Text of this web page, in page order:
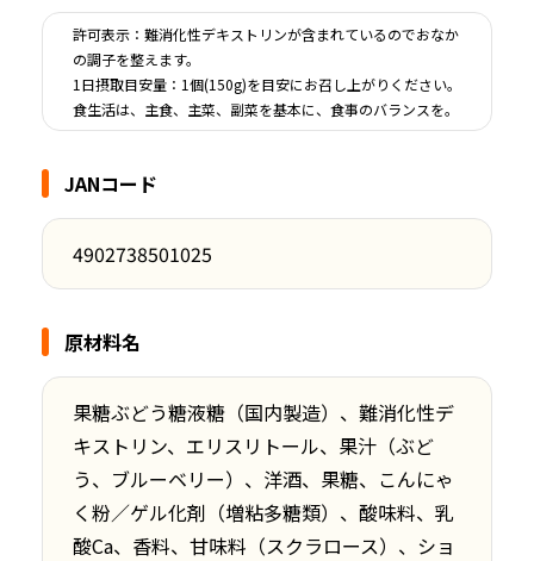
許可表示：難消化性デキストリンが含まれているのでおなか
の調子を整えます。
1日摂取目安量：1個(150g)を目安にお召し上がりください。
食生活は、主食、主菜、副菜を基本に、食事のバランスを。
JANコード
4902738501025
原材料名
果糖ぶどう糖液糖（国内製造）、難消化性デ
キストリン、エリスリトール、果汁（ぶど
う、ブルーベリー）、洋酒、果糖、こんにゃ
く粉／ゲル化剤（増粘多糖類）、酸味料、乳
酸Ca、香料、甘味料（スクラロース）、ショ